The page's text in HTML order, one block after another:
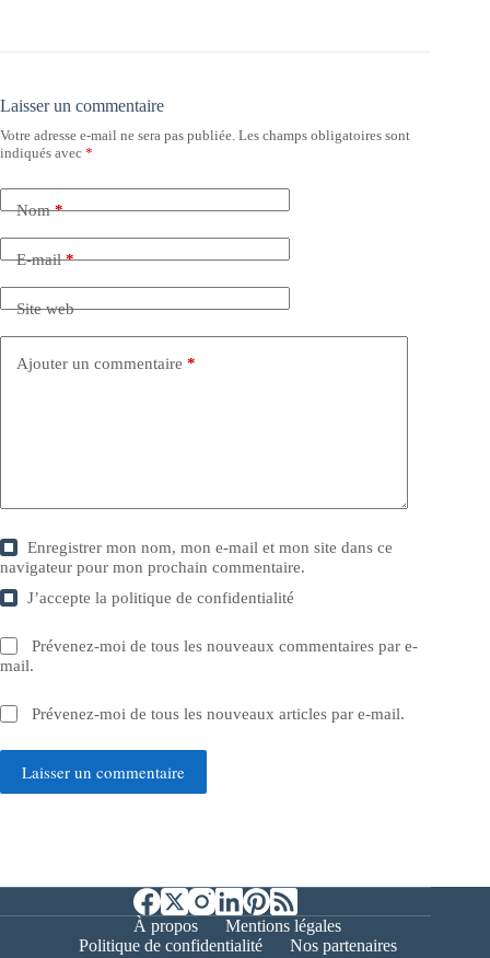
Laisser un commentaire
Votre adresse e-mail ne sera pas publiée. Les champs obligatoires sont
indiqués avec *
Nom*
E-mail*
Site web
Ajouter un commentaire *
Enregistrer mon nom, mon e-mail et mon site dans ce
navigateur pour mon prochain commentaire.
J’accepte lapolitique de confidentialité
Prévenez-moi de tous les nouveaux commentaires par e-
mail.
Prévenez-moi de tous les nouveaux articles par e-mail.
Laisser un commentaire
À propos
Mentions légales
Politique de confidentialité
Nos partenaires